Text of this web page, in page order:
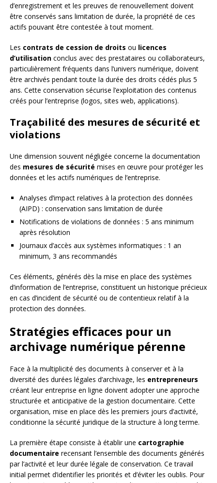
d’enregistrement et les preuves de renouvellement doivent
être conservés sans limitation de durée, la propriété de ces
actifs pouvant être contestée à tout moment.
Les contrats de cession de droits ou licences
d’utilisation conclus avec des prestataires ou collaborateurs,
particulièrement fréquents dans l’univers numérique, doivent
être archivés pendant toute la durée des droits cédés plus 5
ans. Cette conservation sécurise l’exploitation des contenus
créés pour l’entreprise (logos, sites web, applications).
Traçabilité des mesures de sécurité et
violations
Une dimension souvent négligée concerne la documentation
des mesures de sécurité mises en œuvre pour protéger les
données et les actifs numériques de l’entreprise.
Analyses d’impact relatives à la protection des données
(AIPD) : conservation sans limitation de durée
Notifications de violations de données : 5 ans minimum
après résolution
Journaux d’accès aux systèmes informatiques : 1 an
minimum, 3 ans recommandés
Ces éléments, générés dès la mise en place des systèmes
d’information de l’entreprise, constituent un historique précieux
en cas d’incident de sécurité ou de contentieux relatif à la
protection des données.
Stratégies efficaces pour un
archivage numérique pérenne
Face à la multiplicité des documents à conserver et à la
diversité des durées légales d’archivage, les entrepreneurs
créant leur entreprise en ligne doivent adopter une approche
structurée et anticipative de la gestion documentaire. Cette
organisation, mise en place dès les premiers jours d’activité,
conditionne la sécurité juridique de la structure à long terme.
La première étape consiste à établir une cartographie
documentaire recensant l’ensemble des documents générés
par l’activité et leur durée légale de conservation. Ce travail
initial permet d’identifier les priorités et d’éviter les oublis. Pour